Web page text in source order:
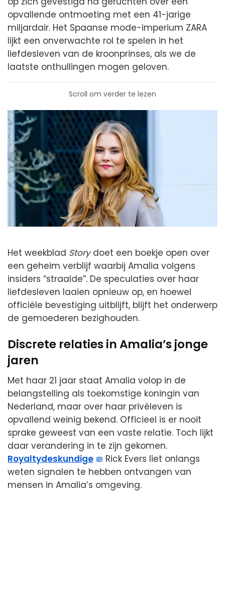
opvallende ontmoeting met een 41-jarige
miljardair. Het Spaanse mode-imperium ZARA
lijkt een onverwachte rol te spelen in het
liefdesleven van de kroonprinses, als we de
laatste onthullingen mogen geloven.
Scroll om verder te lezen
Het weekblad Storydoet een boekje open over
een geheim verblijf waarbij Amalia volgens
insiders “straalde”. De speculaties over haar
liefdesleven laaien opnieuw op, en hoewel
officiële bevestiging uitblijft, blijft het onderwerp
de gemoederen bezighouden.
Discrete relaties in Amalia’s jonge
jaren
Met haar 21 jaar staat Amalia volop in de
belangstelling als toekomstige koningin van
Nederland, maar over haar privéleven is
opvallend weinig bekend. Officieel is er nooit
sprake geweest van een vaste relatie. Toch lijkt
daar verandering in te zijn gekomen.
Royaltydeskundige
Rick Evers liet onlangs
weten signalen te hebben ontvangen van
mensen in Amalia’s omgeving.